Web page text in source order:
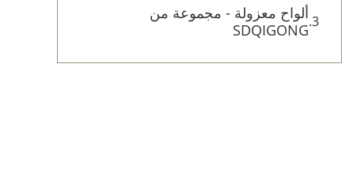
ألواح معزولة - مجموعة من
SDQIGONG